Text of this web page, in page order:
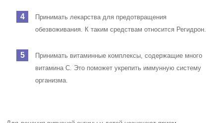
Принимать лекарства для предотвращения
обезвоживания. К таким средствам относится Регидрон.
Принимать витаминные комплексы, содержащие много
витамина C. Это поможет укрепить иммунную систему
организма.